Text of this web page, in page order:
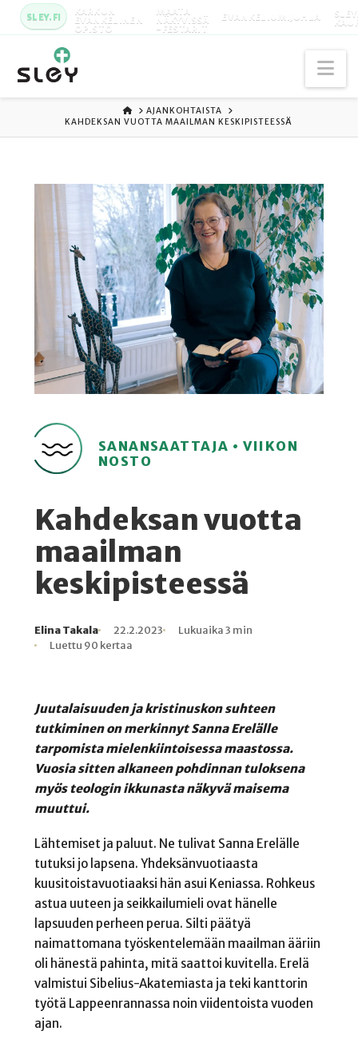
SLEY.FI KARKUN
EVANKELINEN
OPISTO
MAATA
NÄKYVISSÄ
-FESTARIT
EVANKELIUMIJUHLA
ETUSIVU
AJANKOHTAISTA
KAHDEKSAN VUOTTA MAAILMAN KESKIPISTEESSÄ
SANANSAATTAJA • VIIKON
NOSTO
Kahdeksan vuotta
maailman
keskipisteessä
Kirjoittaja
Elina Takala
Julkaistu
22.2.2023
Lukuaika
Lukuaika 3 min
Lukukertoja
Luettu 90 kertaa
Juutalaisuuden ja kristinuskon suhteen
tutkiminen on merkinnyt Sanna Erelälle
tarpomista mielenkiintoisessa maastossa.
Vuosia sitten alkaneen pohdinnan tuloksena
myös teologin ikkunasta näkyvä maisema
muuttui.
Lähtemiset ja paluut. Ne tulivat Sanna Erelälle
tutuksi jo lapsena. Yhdeksänvuotiaasta
kuusitoistavuotiaaksi hän asui Keniassa. Rohkeus
astua uuteen ja seikkailumieli ovat hänelle
lapsuuden perheen perua. Silti päätyä
naimattomana työskentelemään maailman ääriin
oli hänestä pahinta, mitä saattoi kuvitella. Erelä
valmistui Sibelius-Akatemiasta ja teki kanttorin
työtä Lappeenrannassa noin viidentoista vuoden
ajan.